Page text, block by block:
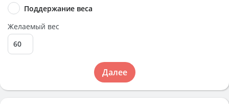
Поддержание веса
Желаемый вес
Далее